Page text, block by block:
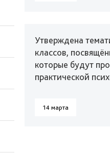
Утверждена
классов,
которые будут
практической
14 марта